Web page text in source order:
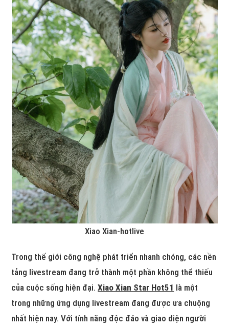
Xiao Xian-hotlive
Trong thế giới công nghệ phát triển nhanh chóng, các nền
tảng livestream đang trở thành một phần không thể thiếu
của cuộc sống hiện đại.Xiao Xian Star Hot51 là một
trong những ứng dụng livestream đang được ưa chuộng
nhất hiện nay. Với tính năng độc đáo và giao diện người